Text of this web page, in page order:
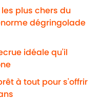
plus chers du
dégringolade
idéale qu'il
à tout pour s'offrir